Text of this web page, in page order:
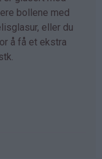
bollene med
eller du
å få et ekstra